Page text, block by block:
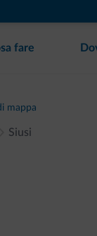
fare
mappa
Siusi